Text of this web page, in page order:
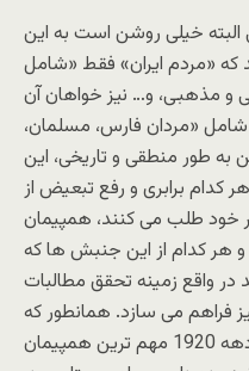
البته خیلی روشن است به این
که «مردم ایران» فقط «شامل
و مذهبی، و… نیز خواهان آن
«مردان فارس، مسلمان،
به طور منطقی و تاریخی، این
کدام برابری و رفع تبعیض از
خود طلب می کنند، همپیمان
و هر کدام از این جنبش ها که
در واقع زمینه تحقق مطالبات
فراهم می سازد. همانطور که
مثلا در ایالات متحد آمریکا در دهه 1920 مهم ترین همپیمان